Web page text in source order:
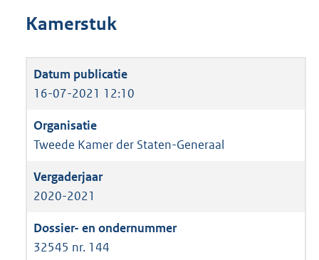
Kamerstuk
16-07-2021 12:10
Tweede Kamer der Staten-Generaal
2020-2021
32545 nr. 144